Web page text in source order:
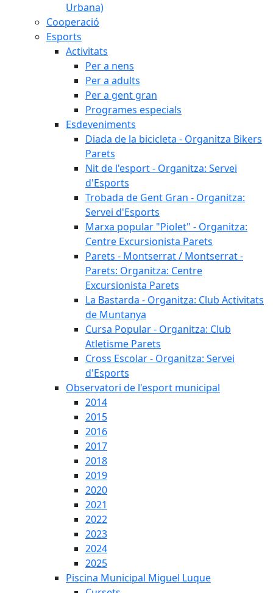
Urbana)
Cooperació
Esports
Activitats
Per a nens
Per a adults
Per a gent gran
Programes especials
Esdeveniments
Diada de la bicicleta - Organitza Bikers
Parets
Nit de l'esport - Organitza: Servei
d'Esports
Trobada de Gent Gran - Organitza:
Servei d'Esports
Marxa popular "Piolet" - Organitza:
Centre Excursionista Parets
Parets - Montserrat / Montserrat -
Parets: Organitza: Centre
Excursionista Parets
La Bastarda - Organitza: Club Activitats
de Muntanya
Cursa Popular - Organitza: Club
Atletisme Parets
Cross Escolar - Organitza: Servei
d'Esports
Observatori de l'esport municipal
2014
2015
2016
2017
2018
2019
2020
2021
2022
2023
2024
2025
Piscina Municipal Miguel Luque